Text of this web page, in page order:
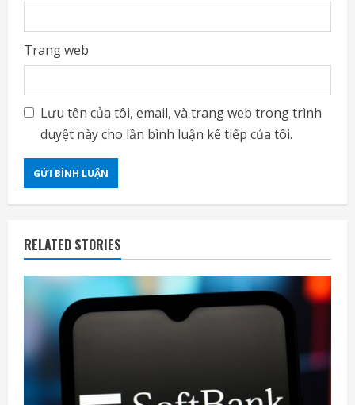
Trang web
Lưu tên của tôi, email, và trang web trong trình
duyệt này cho lần bình luận kế tiếp của tôi.
RELATED STORIES